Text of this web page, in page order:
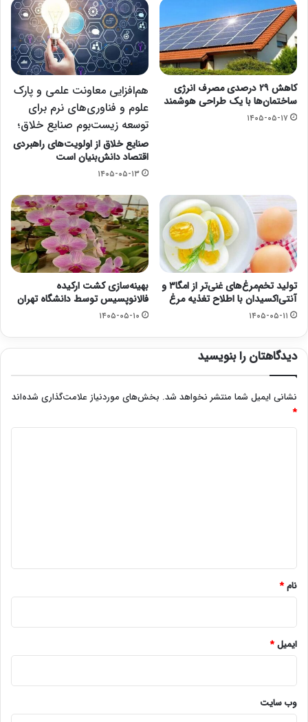
کاهش ۲۹ درصدی مصرف انرژی
ساختمان‌ها با یک طراحی هوشمند
۱۴۰۵-۰۵-۱۷
هم‌افزایی معاونت علمی و پارک
علوم و فناوری‌های نرم برای
توسعه زیست‌بوم صنایع خلاق؛
صنایع خلاق از اولویت‌های راهبردی
اقتصاد دانش‌بنیان است
۱۴۰۵-۰۵-۱۳
تولید تخم‌مرغ‌های غنی‌تر از امگا۳ و
آنتی‌اکسیدان با اطلاح تغذیه مرغ
۱۴۰۵-۰۵-۱۱
بهینه‌سازی کشت ارکیده
فالانوپسیس توسط دانشگاه تهران
۱۴۰۵-۰۵-۱۰
دیدگاهتان را بنویسید
نشانی ایمیل شما منتشر نخواهد شد. بخش‌های موردنیاز علامت‌گذاری شده‌اند
*
نام*
ایمیل*
وب‌ سایت